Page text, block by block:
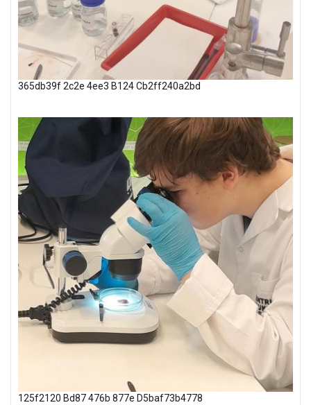
365db39f 2c2e 4ee3 B124 Cb2ff240a2bd
125f2120 Bd87 476b 877e D5baf73b4778